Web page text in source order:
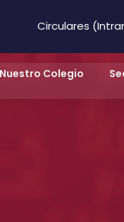
Circulares
Nuestro Colegio